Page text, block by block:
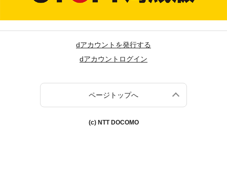
dアカウントを発行する
dアカウントログイン
ページトップへ
(c) NTT DOCOMO